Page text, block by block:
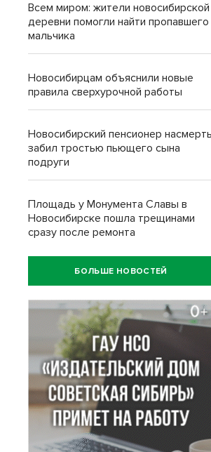
Всем миром: жители новосибирской
деревни помогли найти пропавшего
мальчика
Новосибирцам объяснили новые
правила сверхурочной работы
Новосибирский пенсионер насмерть
забил тростью пьющего сына
подруги
Площадь у Монумента Славы в
Новосибирске пошла трещинами
сразу после ремонта
БОЛЬШЕ НОВОСТЕЙ